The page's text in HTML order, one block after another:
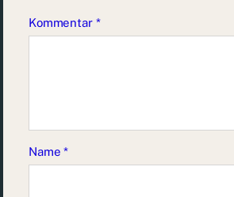
Kommentar *
Name*